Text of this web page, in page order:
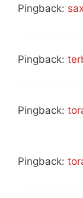
Pingback:
Pingback:
Pingback:
Pingback: